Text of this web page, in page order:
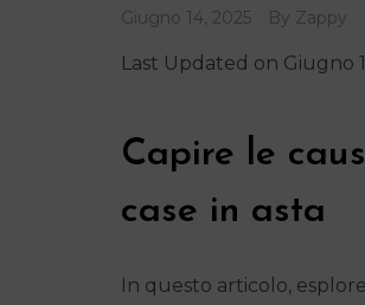
Giugno 14, 2025 By Zappy
Last Updated on Giugno
Capire le
case in asta
In questo articolo,